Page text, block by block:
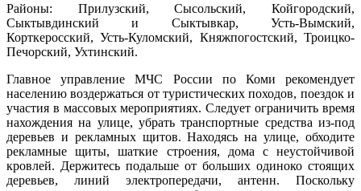
Районы: Прилузский, Сысольский, Койгородский,
Сыктывдинский и Сыктывкар, Усть-Вымский,
Корткеросский, Усть-Куломский, Княжпогостский, Троицко-
Печорский, Ухтинский.
Главное управление МЧС России по Коми рекомендует
населению воздержаться от туристических походов, поездок и
участия в массовых мероприятиях. Следует ограничить время
нахождения на улице, убрать транспортные средства из-под
деревьев и рекламных щитов. Находясь на улице, обходите
рекламные щиты, шаткие строения, дома с неустойчивой
кровлей. Держитесь подальше от больших одиноко стоящих
деревьев, линий электропередачи, антенн. Поскольку